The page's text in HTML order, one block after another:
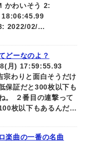
かわいそう 2:
2022/02/…
どーなのよ？
月) 17:59:55.93
わりと面白そうだけ
保証だと300枚以下も
。 ２番目の連撃って
枚以下もあるんだ…
楽曲の一番の名曲